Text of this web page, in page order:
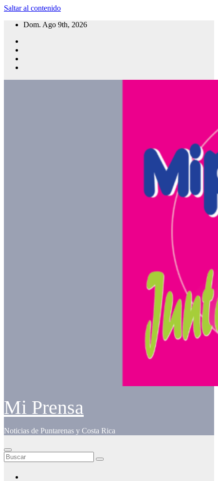
Saltar al contenido
Dom. Ago 9th, 2026
Mi Prensa
Noticias de Puntarenas y Costa Rica